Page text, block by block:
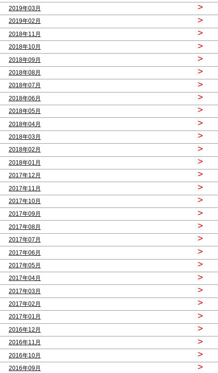
2019年03月 >
2019年02月 >
2018年11月 >
2018年10月 >
2018年09月 >
2018年08月 >
2018年07月 >
2018年06月 >
2018年05月 >
2018年04月 >
2018年03月 >
2018年02月 >
2018年01月 >
2017年12月 >
2017年11月 >
2017年10月 >
2017年09月 >
2017年08月 >
2017年07月 >
2017年06月 >
2017年05月 >
2017年04月 >
2017年03月 >
2017年02月 >
2017年01月 >
2016年12月 >
2016年11月 >
2016年10月 >
2016年09月 >